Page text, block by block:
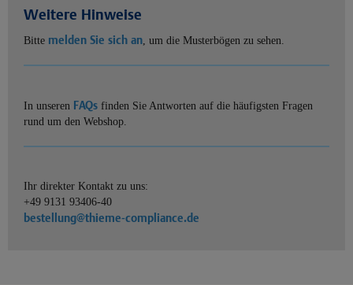
Weitere Hinweise
Bitte melden Sie sich an, um die Musterbögen zu sehen.
In unseren FAQs finden Sie Antworten auf die häufigsten Fragen
rund um den Webshop.
Ihr direkter Kontakt zu uns:
+49 9131 93406-40
bestellung@thieme-compliance.de